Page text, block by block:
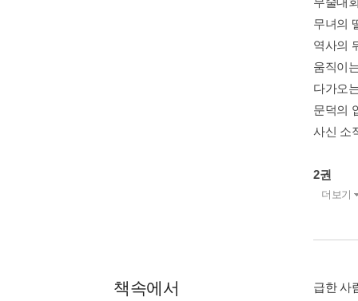
무녀의
역사의
움직이
다가오
문덕의
사신 소
2권
더보기
책속에서 급한 사